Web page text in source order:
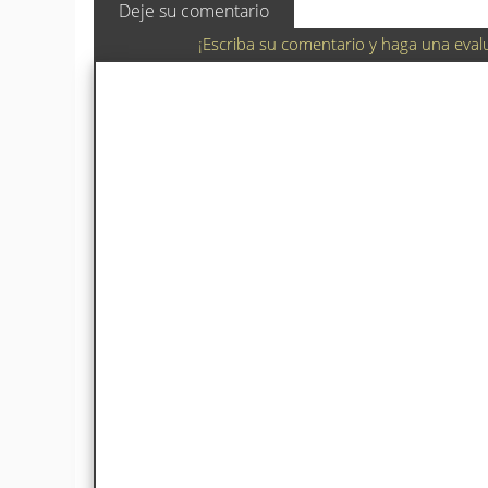
Deje su comentario
¡Escriba su comentario y haga una